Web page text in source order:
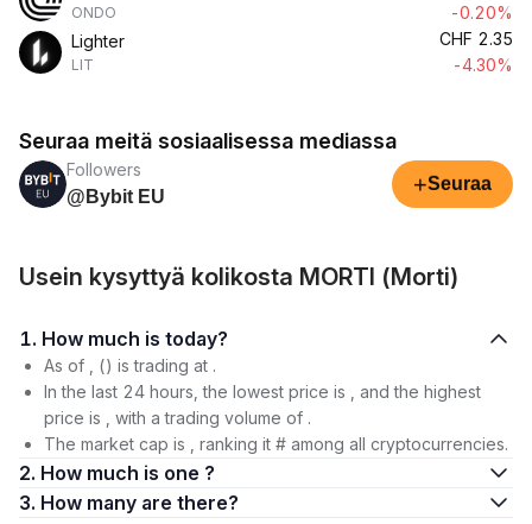
ONDO
-0.20%
Lighter
LIT
CHF 2.35
-4.30%
Seuraa meitä sosiaalisessa mediassa
Followers
@Bybit EU
+Seuraa
Usein kysyttyä kolikosta MORTI (Morti)
1. How much is today?
As of , () is trading at .
In the last 24 hours, the lowest price is , and the highest
price is , with a trading volume of .
The market cap is , ranking it # among all cryptocurrencies.
2. How much is one ?
3. How many are there?